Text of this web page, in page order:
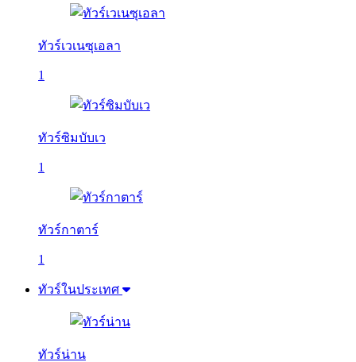
ทัวร์เวเนซุเอลา
1
ทัวร์ซิมบับเว
1
ทัวร์กาตาร์
1
ทัวร์ในประเทศ
ทัวร์น่าน